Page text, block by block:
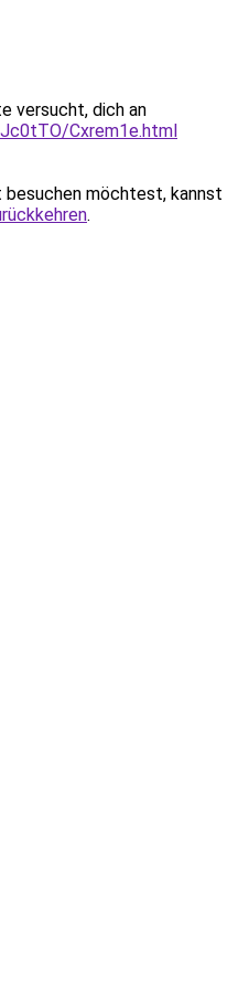
versucht, dich an
Cxrem1e.html
möchtest, kannst
.